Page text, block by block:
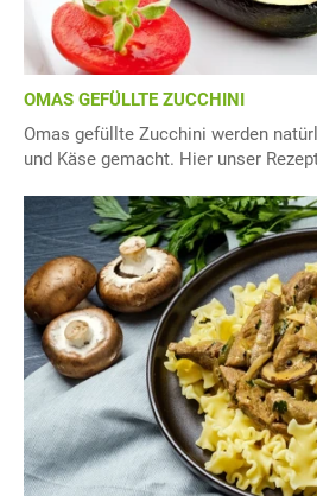
OMAS GEFÜLLTE ZUCCHINI
Omas gefüllte Zucchini werden
und Käse gemacht. Hier unser